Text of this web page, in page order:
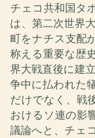
チェコ共和国タ
は、第二次世界
町をナチス支配
称える重要な歴
界大戦直後に建
争中に払われた
だけでなく、戦
おけるソ連の影
議論へと、チェ